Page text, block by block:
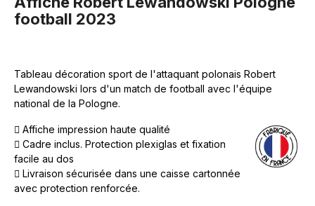
football 2023
Tableau décoration sport de l'attaquant polonais Robert
Lewandowski lors d'un match de football avec l'équipe
national de la Pologne.
Affiche impression haute qualité
Cadre inclus. Protection plexiglas et fixation
facile au dos
Livraison sécurisée dans une caisse cartonnée
avec protection renforcée.